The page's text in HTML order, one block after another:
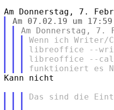
Wenn ich
libreoffice --
libreoffice --calc
Kann nicht
Das sind die